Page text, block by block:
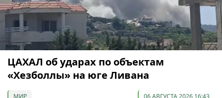
ЦАХАЛ об ударах по объектам
«Хезболлы» на юге Ливана
МИР 06 АВГУСТА 2026 16:43